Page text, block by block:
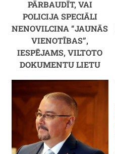
PĀRBAUDĪT, VAI
POLICIJA SPECIĀLI
NENOVILCINA “JAUNĀS
VIENOTĪBAS”,
IESPĒJAMS, VILTOTO
DOKUMENTU LIETU